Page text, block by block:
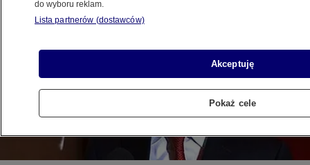
do wyboru reklam.
Lista partnerów (dostawców)
Akceptuję
Pokaż cele